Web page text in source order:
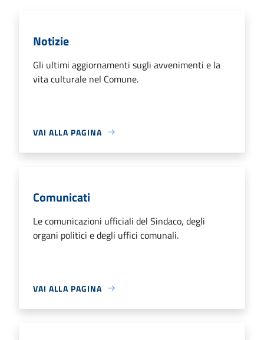
Notizie
Gli ultimi aggiornamenti sugli avvenimenti e la
vita culturale nel Comune.
VAI ALLA PAGINA
Comunicati
Le comunicazioni ufficiali del Sindaco, degli
organi politici e degli uffici comunali.
VAI ALLA PAGINA